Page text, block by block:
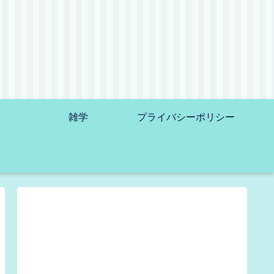
雑学 プライバシーポリシー